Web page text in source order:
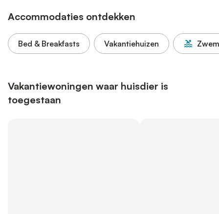
Accommodaties ontdekken
Bed & Breakfasts Vakantiehuizen
Vakantiewoningen waar huisdier is
toegestaan